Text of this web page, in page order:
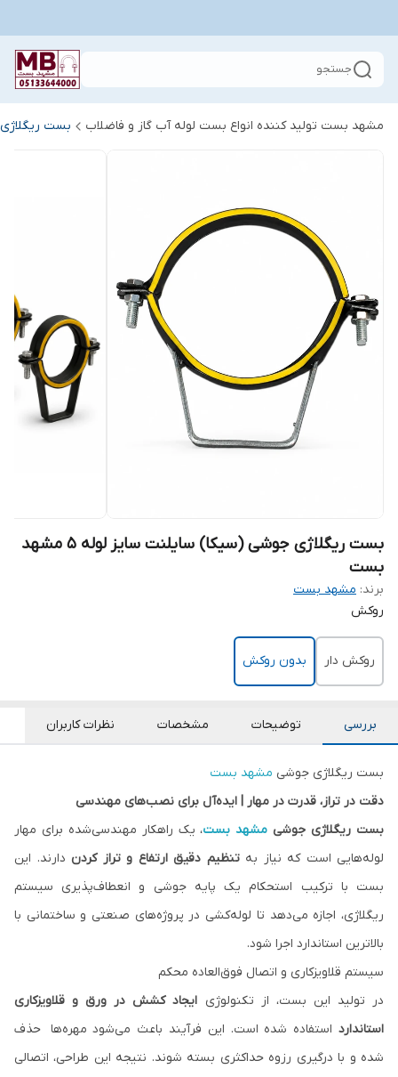
جستجو
مشهد بست تولید کننده انواع بست لوله آب گاز و فاضلاب بست
بست ریگلاژی جوشی (سیکا) سایلنت سایز لوله 5 مشهد
بست
برند: مشهد بست
روکش
روکش دار بدون روکش
بررسی توضیحات مشخصات نظرات کاربران
بست ریگلاژی جوشی مشهد بست
دقت در تراز، قدرت در مهار | ایده‌آل برای نصب‌های مهندسی
بست ریگلاژی جوشی مشهد بست، یک راهکار مهندسی‌شده برای مهار
لوله‌هایی است که نیاز بهتنظیم دقیق ارتفاع و تراز کردن دارند. این
بست با ترکیب استحکام یک پایه جوشی و انعطاف‌‌پذیری سیستم
ریگلاژی، اجازه می‌دهد تا لوله‌کشی در پروژه‌های صنعتی و ساختمانی با
بالاترین استاندارد اجرا شود.
سیستم قلاویزکاری و اتصال فوق‌العاده محکم
در تولید این بست، از تکنولوژی ایجاد کشش در ورق و قلاویزکاری
استاندارد استفاده شده است. این فرآیند باعث می‌شود مهره‌ها حذف
شده و با درگیری رزوه حداکثری بسته شوند. نتیجه این طراحی، اتصالی